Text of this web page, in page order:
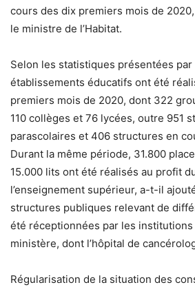
cours des dix premiers mois de
le ministre de l’Habitat.
Selon les statistiques présentées
établissements éducatifs ont été
premiers mois de 2020, dont 322
110 collèges et 76 lycées, outre 951
parascolaires et 406 structures en
Durant la même période, 31.800
15.000 lits ont été réalisés au profit
l’enseignement supérieur, a-t-il
structures publiques relevant de
été réceptionnées par les
ministère, dont l’hôpital de
Régularisation de la situation des